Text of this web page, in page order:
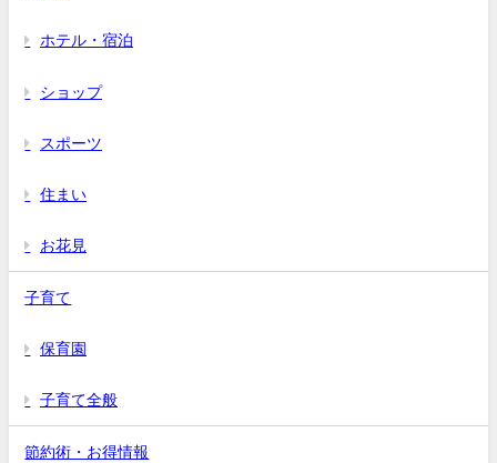
ホテル・宿泊
ショップ
スポーツ
住まい
お花見
子育て
保育園
子育て全般
節約術・お得情報